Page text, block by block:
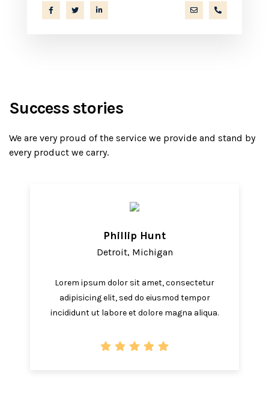
a.miller@ekko.com
Success stories
We are very proud of the service we provide and stand by
every product we carry.
Phillip Hunt
Detroit, Michigan
Lorem ipsum dolor sit amet, consectetur
adipisicing elit, sed do eiusmod tempor
incididunt ut labore et dolore magna aliqua.